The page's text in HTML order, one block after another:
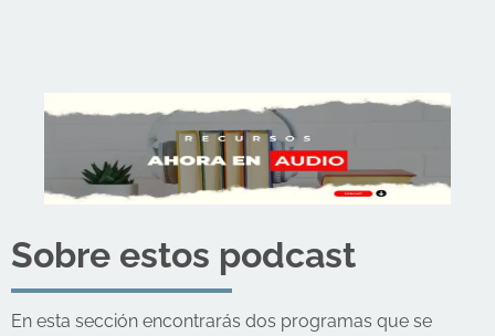
Sobre estos podcast
En esta sección encontrarás dos programas que se